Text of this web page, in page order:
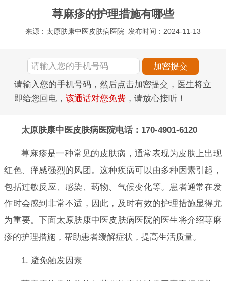
荨麻疹的护理措施有哪些
来源：太原肤康中医皮肤病医院 发布时间：2024-11-13
请输入您的手机号码，然后点击加密提交，医生将立
即给您回电， 该通话对您免费 ，请放心接听！
太原肤康中医皮肤病医院电话：170-4901-6120
荨麻疹是一种常见的皮肤病，通常表现为皮肤上出现
红色、痒感强烈的风团。这种疾病可以由多种因素引起，
包括过敏反应、感染、药物、气候变化等。患者通常在发
作时会感到非常不适，因此，及时有效的护理措施显得尤
为重要。下面太原肤康中医皮肤病医院的医生将介绍荨麻
疹的护理措施，帮助患者缓解症状，提高生活质量。
1. 避免触发因素